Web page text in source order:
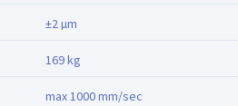
±2 µm
169 kg
max 1000 mm/sec